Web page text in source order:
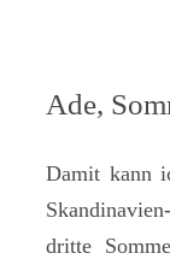
Ade,
Damit kann
dritte